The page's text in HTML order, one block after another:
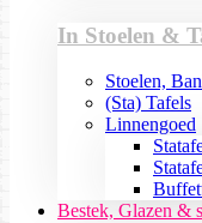
In Stoelen &
Stoelen,
(Sta) Tafels
Linnengoed
Bestek, Glazen &